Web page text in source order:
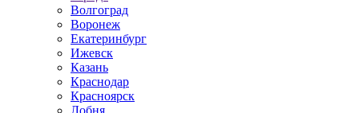
Волгоград
Воронеж
Екатеринбург
Ижевск
Казань
Краснодар
Красноярск
Лобня